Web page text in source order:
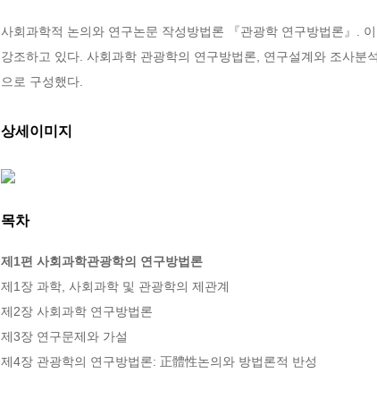
사회과학적 논의와 연구논문 작성방법론 『관광학 연구방법론』.
강조하고 있다. 사회과학 관광학의 연구방법론, 연구설계와 조사
으로 구성했다.
상세이미지
목차
제1편 사회과학관광학의 연구방법론
제1장 과학, 사회과학 및 관광학의 제관계
제2장 사회과학 연구방법론
제3장 연구문제와 가설
제4장 관광학의 연구방법론: 正體性논의와 방법론적 반성